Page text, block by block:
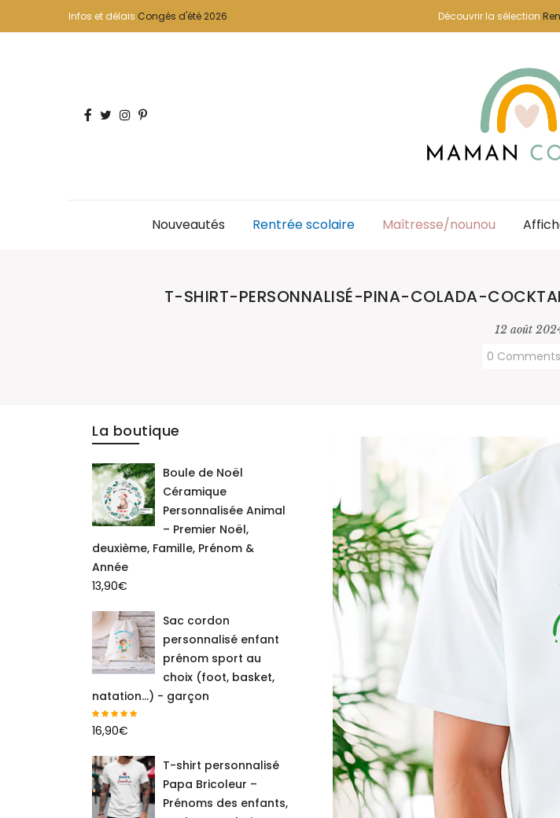
Infos et délais Congés d'été 2026 Découvrir la sélection
Nouveautés Rentrée scolaire Maîtresse/nounou
T-SHIRT-PERSONNALISÉ-PINA-COLADA-
12 août
0 Comments
La boutique
Boule de Noël
Céramique
Personnalisée Animal
– Premier Noël,
deuxième, Famille, Prénom &
Année
13,90€
Sac cordon
personnalisé enfant
prénom sport au
choix (foot, basket,
natation...) - garçon
16,90€
T-shirt personnalisé
Papa Bricoleur –
Prénoms des enfants,